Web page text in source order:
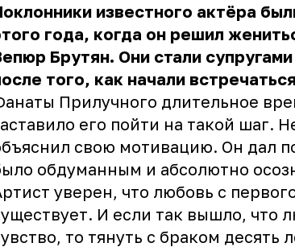
известного актёра
года, когда он решил
Брутян. Они стали
того, как начали
Прилучного длительное
его пойти на такой шаг.
свою мотивацию. Он дал
обдуманным и абсолютно
уверен, что любовь с
И если так вышло, что
то тянуть с браком десять